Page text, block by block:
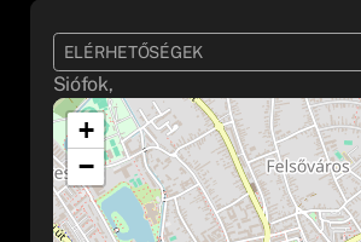
ELÉRHETŐSÉGEK
Siófok,
+
−